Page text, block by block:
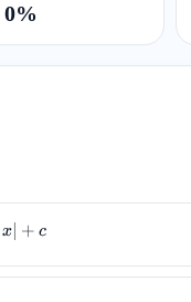
0%
c